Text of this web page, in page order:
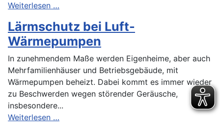
Weiterlesen …
Lärmschutz bei Luft-
Wärmepumpen
In zunehmendem Maße werden Eigenheime, aber auch
Mehrfamilienhäuser und Betriebsgebäude, mit
Wärmepumpen beheizt. Dabei kommt es immer wieder
zu Beschwerden wegen störender Geräusche,
insbesondere...
Weiterlesen …